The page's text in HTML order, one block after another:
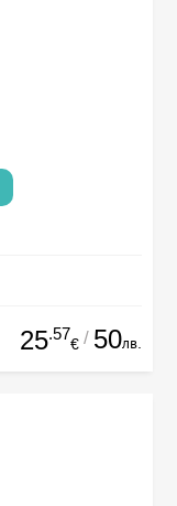
25.57
€ / 50лв.